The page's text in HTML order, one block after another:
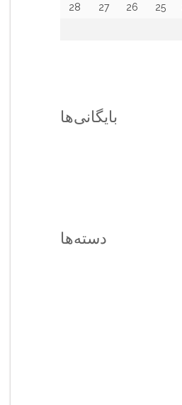
25
26
27
28
بایگانی‌ها
دسته‌ها